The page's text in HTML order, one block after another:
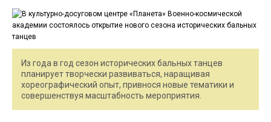
Из года в год сезон исторических бальных танцев
планирует творчески развиваться, наращивая
хореографический опыт, привнося новые тематики и
совершенствуя масштабность мероприятия.